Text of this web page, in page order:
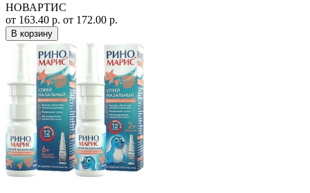
НОВАРТИС
от 163.40 р. от 172.00 р.
В корзину